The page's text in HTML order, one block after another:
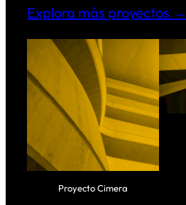
Explora más proyectos →
Proyecto Cimera